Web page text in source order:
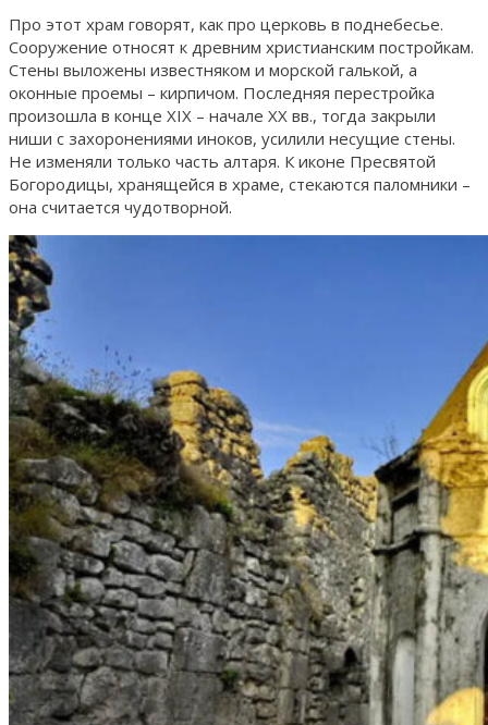
Про этот храм говорят, как про церковь в поднебесье.
Сооружение относят к древним христианским постройкам.
Стены выложены известняком и морской галькой, а
оконные проемы – кирпичом. Последняя перестройка
произошла в конце XIX – начале XX вв., тогда закрыли
ниши с захоронениями иноков, усилили несущие стены.
Не изменяли только часть алтаря. К иконе Пресвятой
Богородицы, хранящейся в храме, стекаются паломники –
она считается чудотворной.